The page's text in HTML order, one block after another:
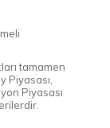
tamamen
Piyasası,
Piyasası